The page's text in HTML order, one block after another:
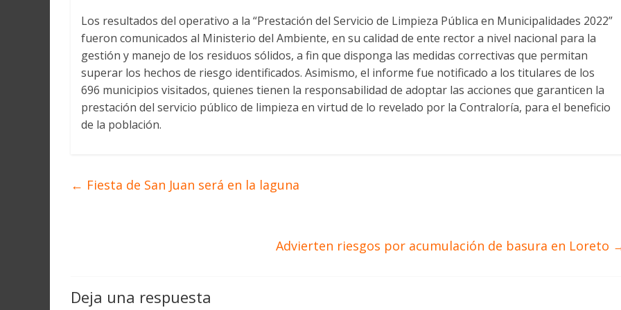
Los resultados del operativo a la “Prestación del Servicio de Limpieza Pública en Municipalidades 2022”
fueron comunicados al Ministerio del Ambiente, en su calidad de ente rector a nivel nacional para la
gestión y manejo de los residuos sólidos, a fin que disponga las medidas correctivas que permitan
superar los hechos de riesgo identificados. Asimismo, el informe fue notificado a los titulares de los
696 municipios visitados, quienes tienen la responsabilidad de adoptar las acciones que garanticen la
prestación del servicio público de limpieza en virtud de lo revelado por la Contraloría, para el beneficio
de la población.
← Fiesta de San Juan será en la laguna
Advierten riesgos por acumulación de basura en Loreto
Deja una respuesta